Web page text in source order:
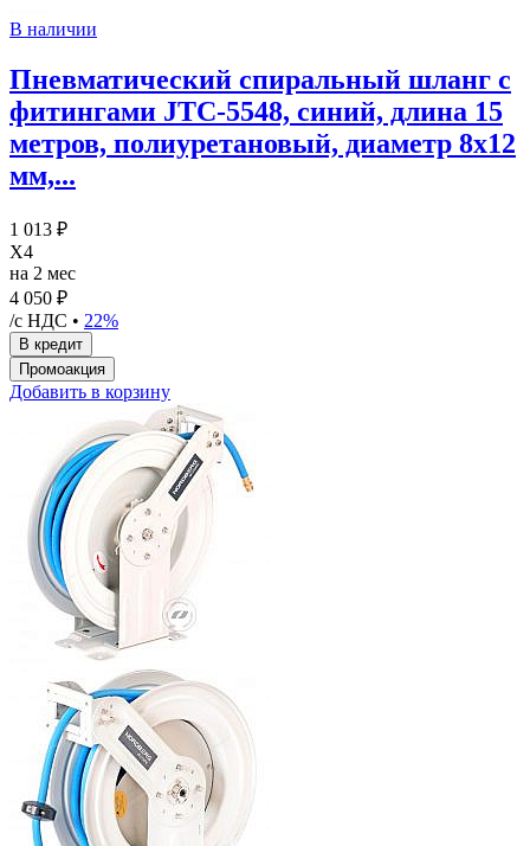
В наличии
Пневматический спиральный шланг с
фитингами JTC-5548, синий, длина 15
метров, полиуретановый, диаметр 8х12
мм,...
1 013 ₽
X4
на 2 мес
4 050 ₽
/с НДС • 22%
Добавить в корзину